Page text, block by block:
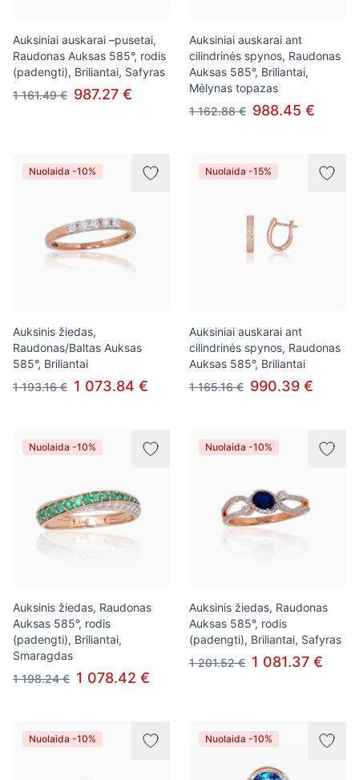
Auksiniai auskarai –pusetai,
Raudonas Auksas 585°, rodis
(padengti), Briliantai, Safyras
1 161.49 € 987.27 €
Auksiniai auskarai ant
cilindrinės spynos, Raudonas
Auksas 585°, Briliantai,
Mėlynas topazas
1 162.88 € 988.45 €
Nuolaida -10%
Auksinis žiedas,
Raudonas/Baltas Auksas
585°, Briliantai
1 193.16 € 1 073.84 €
Nuolaida -15%
Auksiniai auskarai ant
cilindrinės spynos, Raudonas
Auksas 585°, Briliantai
1 165.16 € 990.39 €
Nuolaida -10%
Auksinis žiedas, Raudonas
Auksas 585°, rodis
(padengti), Briliantai,
Smaragdas
1 198.24 € 1 078.42 €
Nuolaida -10%
Auksinis žiedas, Raudonas
Auksas 585°, rodis
(padengti), Briliantai, Safyras
1 201.52 € 1 081.37 €
Nuolaida -10% Nuolaida -10%